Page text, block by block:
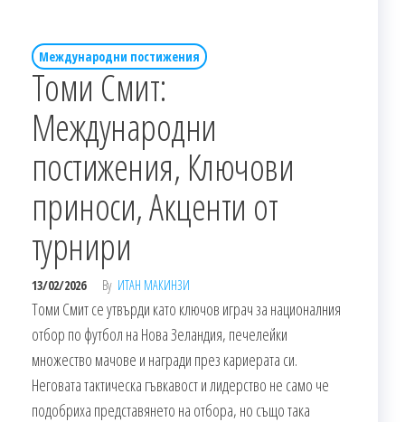
Международни постижения
Томи Смит:
Международни
постижения, Ключови
приноси, Акценти от
турнири
13/02/2026 By ИТАН МАКИНЗИ
Томи Смит се утвърди като ключов играч за националния
отбор по футбол на Нова Зеландия, печелейки
множество мачове и награди през кариерата си.
Неговата тактическа гъвкавост и лидерство не само че
подобриха представянето на отбора, но също така